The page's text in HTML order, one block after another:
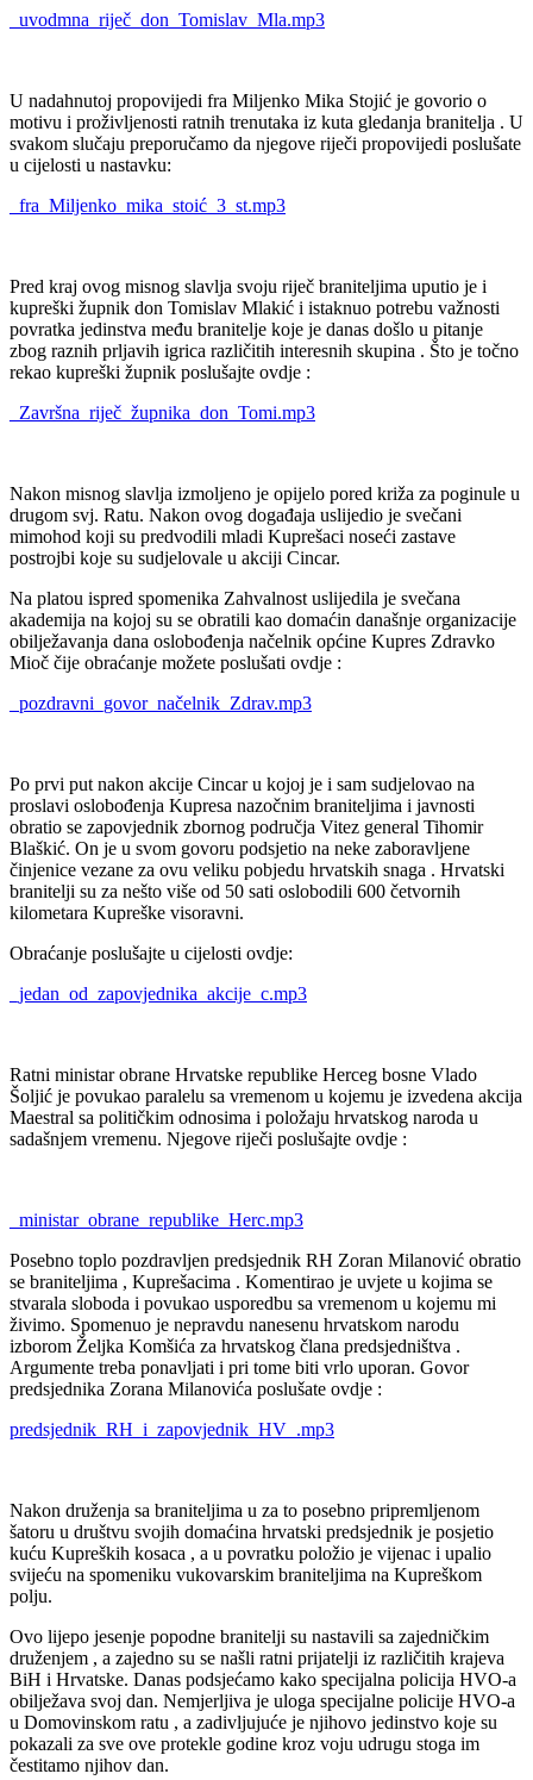
_uvodmna_riječ_don_Tomislav_Mla.mp3
U nadahnutoj propovijedi fra Miljenko Mika Stojić je govorio o
motivu i proživljenosti ratnih trenutaka iz kuta gledanja branitelja . U
svakom slučaju preporučamo da njegove riječi propovijedi poslušate
u cijelosti u nastavku:
_fra_Miljenko_mika_stoić_3_st.mp3
Pred kraj ovog misnog slavlja svoju riječ braniteljima uputio je i
kupreški župnik don Tomislav Mlakić i istaknuo potrebu važnosti
povratka jedinstva među branitelje koje je danas došlo u pitanje
zbog raznih prljavih igrica različitih interesnih skupina . Što je točno
rekao kupreški župnik poslušajte ovdje :
_Završna_riječ_župnika_don_Tomi.mp3
Nakon misnog slavlja izmoljeno je opijelo pored križa za poginule u
drugom svj. Ratu. Nakon ovog događaja uslijedio je svečani
mimohod koji su predvodili mladi Kuprešaci noseći zastave
postrojbi koje su sudjelovale u akciji Cincar.
Na platou ispred spomenika Zahvalnost uslijedila je svečana
akademija na kojoj su se obratili kao domaćin današnje organizacije
obilježavanja dana oslobođenja načelnik općine Kupres Zdravko
Mioč čije obraćanje možete poslušati ovdje :
_pozdravni_govor_načelnik_Zdrav.mp3
Po prvi put nakon akcije Cincar u kojoj je i sam sudjelovao na
proslavi oslobođenja Kupresa nazočnim braniteljima i javnosti
obratio se zapovjednik zbornog područja Vitez general Tihomir
Blaškić. On je u svom govoru podsjetio na neke zaboravljene
činjenice vezane za ovu veliku pobjedu hrvatskih snaga . Hrvatski
branitelji su za nešto više od 50 sati oslobodili 600 četvornih
kilometara Kupreške visoravni.
Obraćanje poslušajte u cijelosti ovdje:
_jedan_od_zapovjednika_akcije_c.mp3
Ratni ministar obrane Hrvatske republike Herceg bosne Vlado
Šoljić je povukao paralelu sa vremenom u kojemu je izvedena akcija
Maestral sa političkim odnosima i položaju hrvatskog naroda u
sadašnjem vremenu. Njegove riječi poslušajte ovdje :
_ministar_obrane_republike_Herc.mp3
Posebno toplo pozdravljen predsjednik RH Zoran Milanović obratio
se braniteljima , Kuprešacima . Komentirao je uvjete u kojima se
stvarala sloboda i povukao usporedbu sa vremenom u kojemu mi
živimo. Spomenuo je nepravdu nanesenu hrvatskom narodu
izborom Željka Komšića za hrvatskog člana predsjedništva .
Argumente treba ponavljati i pri tome biti vrlo uporan. Govor
predsjednika Zorana Milanovića poslušate ovdje :
predsjednik_RH_i_zapovjednik_HV_.mp3
Nakon druženja sa braniteljima u za to posebno pripremljenom
šatoru u društvu svojih domaćina hrvatski predsjednik je posjetio
kuću Kupreških kosaca , a u povratku položio je vijenac i upalio
svijeću na spomeniku vukovarskim braniteljima na Kupreškom
polju.
Ovo lijepo jesenje popodne branitelji su nastavili sa zajedničkim
druženjem , a zajedno su se našli ratni prijatelji iz različitih krajeva
BiH i Hrvatske. Danas podsjećamo kako specijalna policija HVO-a
obilježava svoj dan. Nemjerljiva je uloga specijalne policije HVO-a
u Domovinskom ratu , a zadivljujuće je njihovo jedinstvo koje su
pokazali za sve ove protekle godine kroz voju udrugu stoga im
čestitamo njihov dan.